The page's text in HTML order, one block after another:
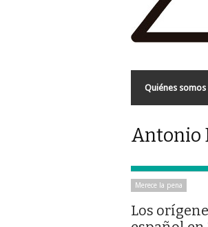
Quiénes somos
Antonio
Merece la pena
Los